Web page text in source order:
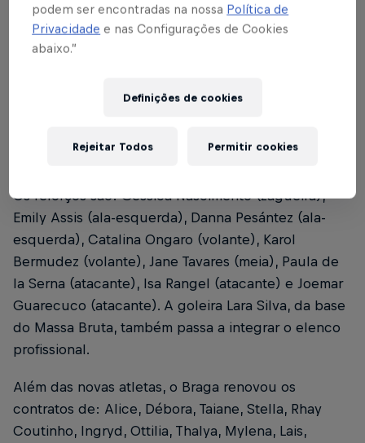
A equipe feminina do Red Bull Bragantino iniciou a
pré-temporada nos últimos dias com novidades em
pela presença de nove novas atletas que farão
Os reforços são: Géssica Nascimento (zagueira),
Emily Assis (ala-esquerda), Danna Pesántez (ala-
esquerda), Catalina Ongaro (volante), Karol
Bermudez (volante), Jane Tavares (meia), Paula de
la Serna (atacante), Isa Rangel (atacante) e Joemar
Guarecuco (atacante). A goleira Lara Silva, da base
do Massa Bruta, também passa a integrar o elenco
profissional.
Além das novas atletas, o Braga renovou os
contratos de: Alice, Débora, Taiane, Stella, Rhay
Coutinho, Ingryd, Ottilia, Thalya, Mylena, Lais,
podem ser encontradas na nossa Política de
Privacidade e nas Configurações de Cookies
abaixo.”
Definições de cookies
Rejeitar Todos Permitir cookies